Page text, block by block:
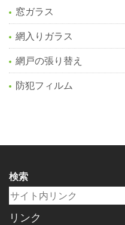
窓ガラス
網入りガラス
網戸の張り替え
防犯フィルム
検索
リンク